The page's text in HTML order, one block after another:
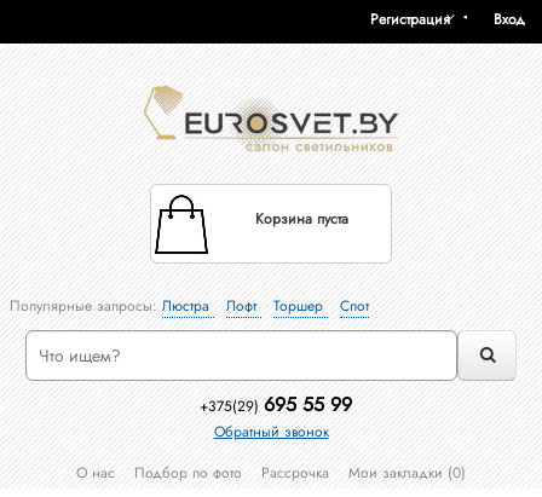
Вход
Регистрация
Корзина пуста
Популярные запросы:Люстра Лофт Торшер Спот
+375(29) 695 55 99
Обратный звонок
О нас
Подбор по фото Рассрочка Мои закладки (0)